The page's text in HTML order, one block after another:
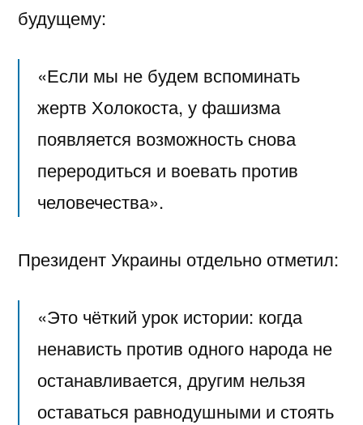
будущему:
«Если мы не будем вспоминать
жертв Холокоста, у фашизма
появляется возможность снова
переродиться и воевать против
человечества».
Президент Украины отдельно отметил:
«Это чёткий урок истории: когда
ненависть против одного народа не
останавливается, другим нельзя
оставаться равнодушными и стоять